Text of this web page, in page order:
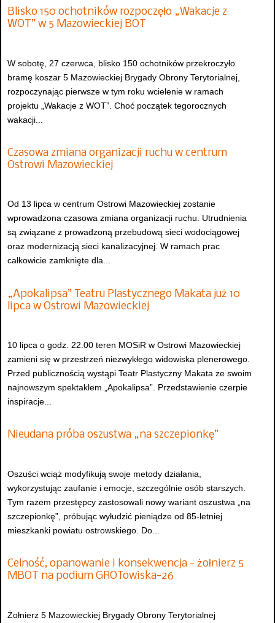
Blisko 150 ochotników rozpoczęło „Wakacje z
WOT” w 5 Mazowieckiej BOT
W sobotę, 27 czerwca, blisko 150 ochotników przekroczyło
bramę koszar 5 Mazowieckiej Brygady Obrony Terytorialnej,
rozpoczynając pierwsze w tym roku wcielenie w ramach
projektu „Wakacje z WOT”. Choć początek tegorocznych
wakacji...
Czasowa zmiana organizacji ruchu w centrum
Ostrowi Mazowieckiej
Od 13 lipca w centrum Ostrowi Mazowieckiej zostanie
wprowadzona czasowa zmiana organizacji ruchu. Utrudnienia
są związane z prowadzoną przebudową sieci wodociągowej
oraz modernizacją sieci kanalizacyjnej. W ramach prac
całkowicie zamknięte dla...
„Apokalipsa” Teatru Plastycznego Makata już 10
lipca w Ostrowi Mazowieckiej
10 lipca o godz. 22.00 teren MOSiR w Ostrowi Mazowieckiej
zamieni się w przestrzeń niezwykłego widowiska plenerowego.
Przed publicznością wystąpi Teatr Plastyczny Makata ze swoim
najnowszym spektaklem „Apokalipsa”. Przedstawienie czerpie
inspiracje...
Nieudana próba oszustwa „na szczepionkę”
Oszuści wciąż modyfikują swoje metody działania,
wykorzystując zaufanie i emocje, szczególnie osób starszych.
Tym razem przestępcy zastosowali nowy wariant oszustwa „na
szczepionkę”, próbując wyłudzić pieniądze od 85-letniej
mieszkanki powiatu ostrowskiego. Do...
Celność, opanowanie i konsekwencja - żołnierz 5
MBOT na podium GROTowiska-26
Żołnierz 5 Mazowieckiej Brygady Obrony Terytorialnej